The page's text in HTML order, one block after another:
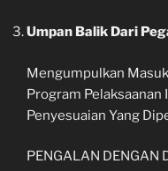
Umpan Balik Dari
Mengumpulkan
Program Pelaksaanan
Penyesuaian Yang
PENGALAN DENGAN